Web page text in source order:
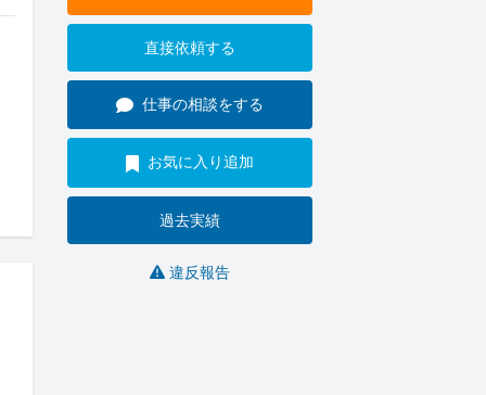
直接依頼する
仕事の相談をする
お気に入り追加
過去実績
違反報告